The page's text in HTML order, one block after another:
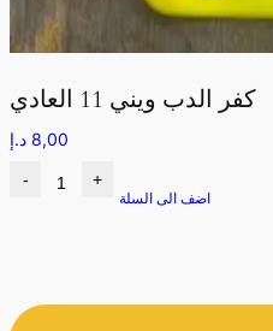
كفر الدب ويني 11 العادي
8,00 د.إ
- +
اضف الى السلة